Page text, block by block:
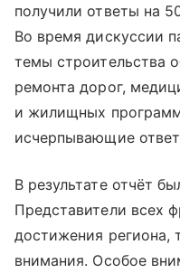
получили ответы на
Во время дискуссии
темы строительства
ремонта дорог,
и жилищных
исчерпывающие
В результате отчёт
Представители всех
достижения региона,
внимания. Особое